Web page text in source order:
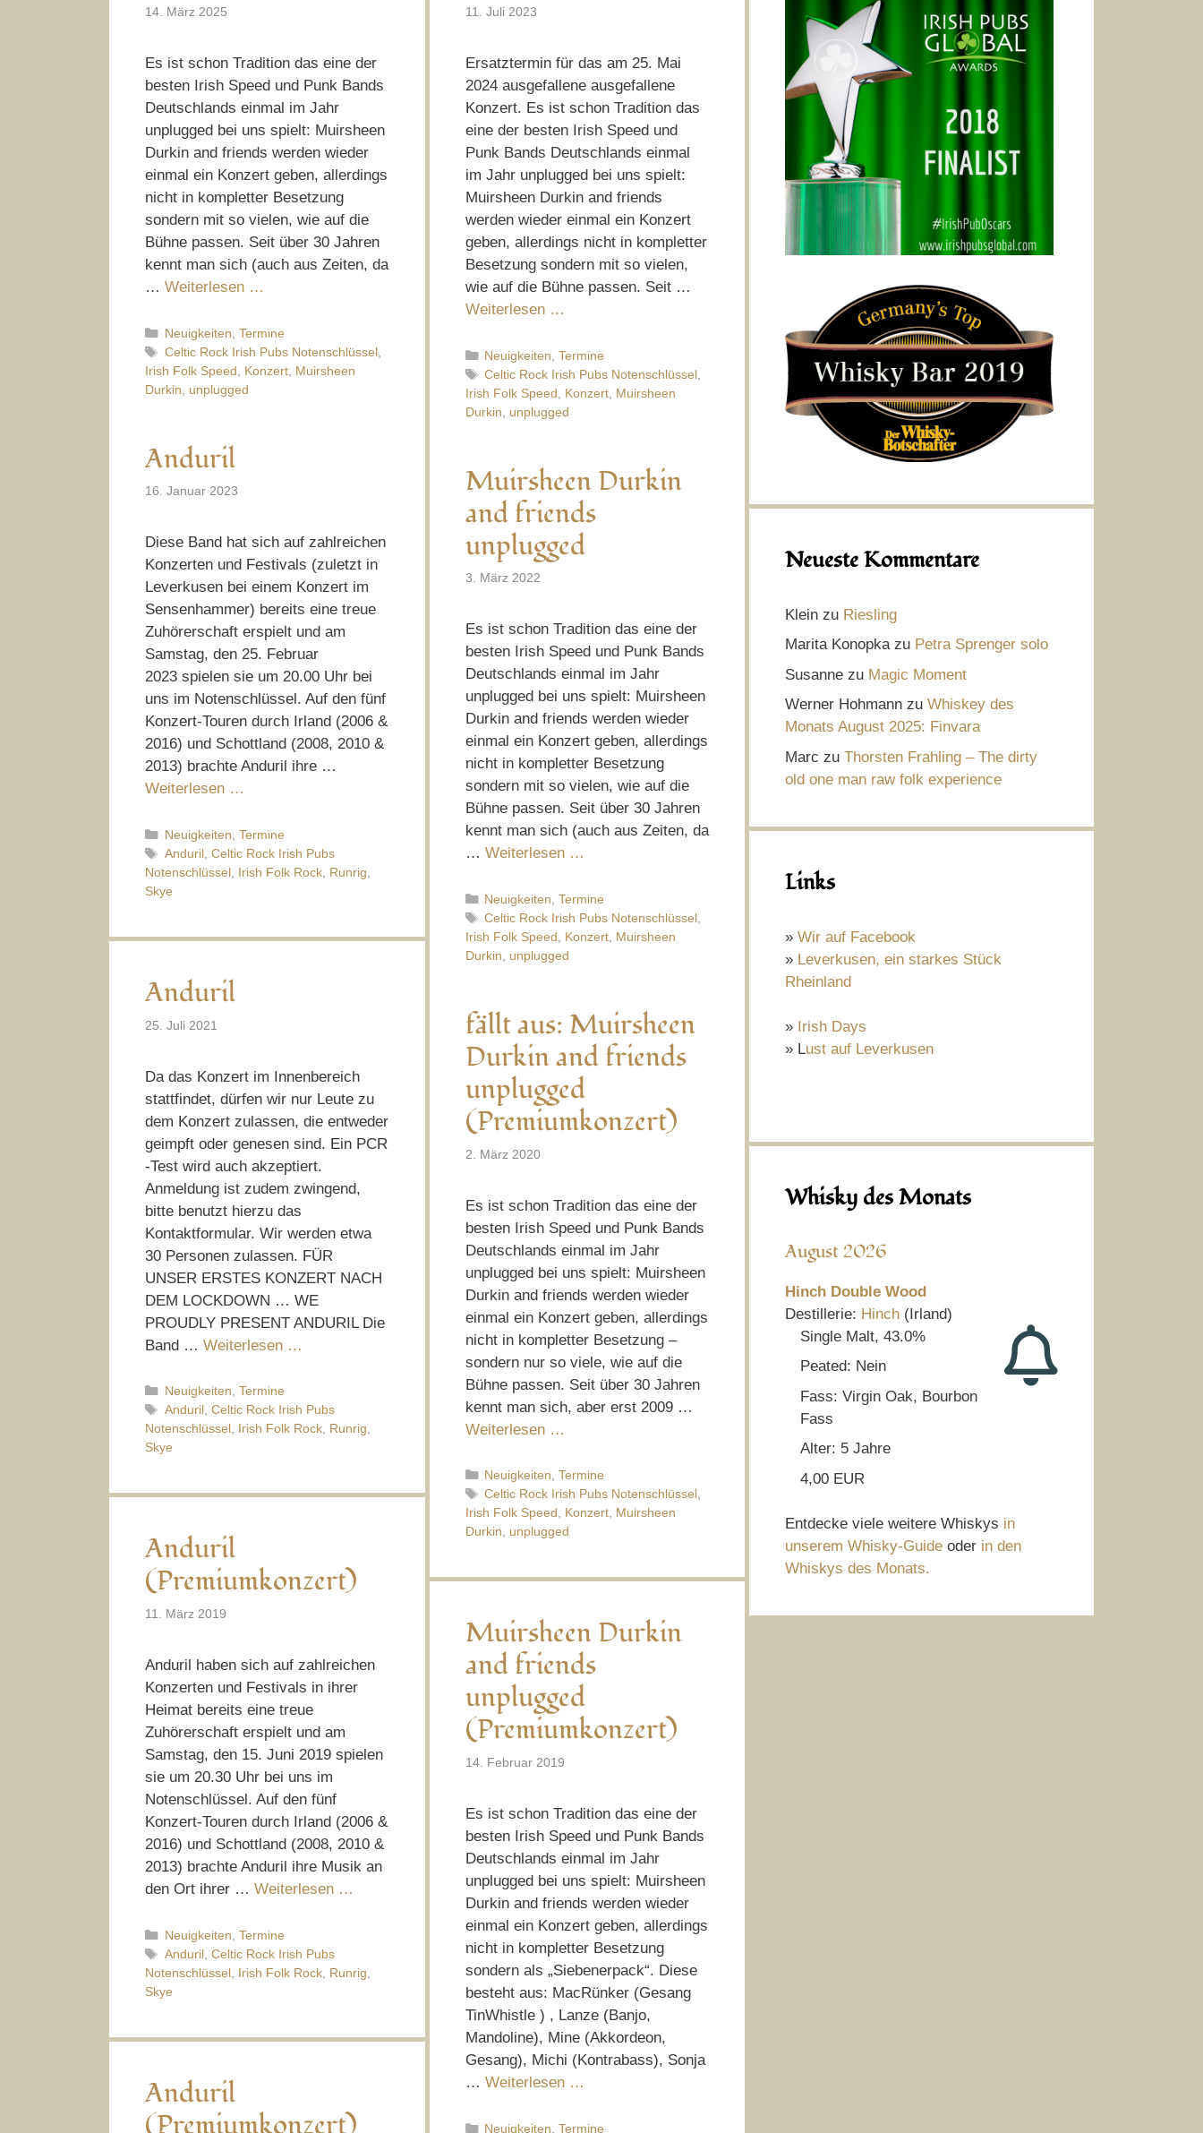
14. März 2025
Es ist schon Tradition das eine der
besten Irish Speed und Punk Bands
Deutschlands einmal im Jahr
unplugged bei uns spielt: Muirsheen
Durkin and friends werden wieder
einmal ein Konzert geben, allerdings
nicht in kompletter Besetzung
sondern mit so vielen, wie auf die
Bühne passen. Seit über 30 Jahren
kennt man sich (auch aus Zeiten, da
… Weiterlesen …
Kategorien
Neuigkeiten, Termine
Schlagwörter
Celtic Rock Irish Pubs Notenschlüssel,
Irish Folk Speed, Konzert, Muirsheen
Durkin, unplugged
11. Juli 2023
Ersatztermin für das am 25. Mai
2024 ausgefallene ausgefallene
Konzert. Es ist schon Tradition das
eine der besten Irish Speed und
Punk Bands Deutschlands einmal
im Jahr unplugged bei uns spielt:
Muirsheen Durkin and friends
werden wieder einmal ein Konzert
geben, allerdings nicht in kompletter
Besetzung sondern mit so vielen,
wie auf die Bühne passen. Seit …
Weiterlesen …
Kategorien
Neuigkeiten,Termine
Schlagwörter
Celtic Rock Irish Pubs Notenschlüssel,
Irish Folk Speed, Konzert, Muirsheen
Durkin, unplugged
Anduril
16. Januar 2023
Diese Band hat sich auf zahlreichen
Konzerten und Festivals (zuletzt in
Leverkusen bei einem Konzert im
Sensenhammer) bereits eine treue
Zuhörerschaft erspielt und am
Samstag, den 25. Februar
2023 spielen sie um 20.00 Uhr bei
uns im Notenschlüssel. Auf den fünf
Konzert-Touren durch Irland (2006 &
2016) und Schottland (2008, 2010 &
2013) brachte Anduril ihre …
Weiterlesen …
Kategorien
Neuigkeiten, Termine
Schlagwörter
Anduril, Celtic Rock Irish Pubs
Notenschlüssel, Irish Folk Rock, Runrig,
Skye
Muirsheen Durkin
and friends
unplugged
3. März 2022
Es ist schon Tradition das eine der
besten Irish Speed und Punk Bands
Deutschlands einmal im Jahr
unplugged bei uns spielt: Muirsheen
Durkin and friends werden wieder
einmal ein Konzert geben, allerdings
nicht in kompletter Besetzung
sondern mit so vielen, wie auf die
Bühne passen. Seit über 30 Jahren
kennt man sich (auch aus Zeiten, da
… Weiterlesen …
Kategorien
Neuigkeiten,Termine
Schlagwörter
Celtic Rock Irish Pubs Notenschlüssel,
Irish Folk Speed, Konzert, Muirsheen
Durkin, unplugged
Anduril
25. Juli 2021
Da das Konzert im Innenbereich
stattfindet, dürfen wir nur Leute zu
dem Konzert zulassen, die entweder
geimpft oder genesen sind. Ein PCR
-Test wird auch akzeptiert.
Anmeldung ist zudem zwingend,
bitte benutzt hierzu das
Kontaktformular. Wir werden etwa
30 Personen zulassen. FÜR
UNSER ERSTES KONZERT NACH
DEM LOCKDOWN … WE
PROUDLY PRESENT ANDURIL Die
Band … Weiterlesen …
Kategorien
Neuigkeiten, Termine
Schlagwörter
Anduril, Celtic Rock Irish Pubs
Notenschlüssel, Irish Folk Rock, Runrig,
Skye
fällt aus: Muirsheen
Durkin and friends
unplugged
(Premiumkonzert)
2. März 2020
Es ist schon Tradition das eine der
besten Irish Speed und Punk Bands
Deutschlands einmal im Jahr
unplugged bei uns spielt: Muirsheen
Durkin and friends werden wieder
einmal ein Konzert geben, allerdings
nicht in kompletter Besetzung –
sondern nur so viele, wie auf die
Bühne passen. Seit über 30 Jahren
kennt man sich, aber erst 2009 …
Weiterlesen …
Kategorien
Neuigkeiten,Termine
Schlagwörter
Celtic Rock Irish Pubs Notenschlüssel,
Irish Folk Speed, Konzert, Muirsheen
Durkin, unplugged
Anduril
(Premiumkonzert)
11. März 2019
Anduril haben sich auf zahlreichen
Konzerten und Festivals in ihrer
Heimat bereits eine treue
Zuhörerschaft erspielt und am
Samstag, den 15. Juni 2019 spielen
sie um 20.30 Uhr bei uns im
Notenschlüssel. Auf den fünf
Konzert-Touren durch Irland (2006 &
2016) und Schottland (2008, 2010 &
2013) brachte Anduril ihre Musik an
den Ort ihrer … Weiterlesen …
Kategorien
Neuigkeiten Termine
Schlagwörter
Anduril, Celtic Rock Irish Pubs
Notenschlüssel Irish Folk Rock Runrig
Skye
Muirsheen Durkin
and friends
unplugged
(Premiumkonzert)
14. Februar 2019
Es ist schon Tradition das eine der
besten Irish Speed und Punk Bands
Deutschlands einmal im Jahr
unplugged bei uns spielt: Muirsheen
Durkin and friends werden wieder
einmal ein Konzert geben, allerdings
nicht in kompletter Besetzung
sondern als „Siebenerpack“. Diese
besteht aus: MacRünker (Gesang
TinWhistle ) , Lanze (Banjo,
Mandoline), Mine (Akkordeon,
Gesang), Michi (Kontrabass), Sonja
… Weiterlesen …
Kategorien
Neuigkeiten ,Termine
Anduril
(Premiumkonzert)
Neueste Kommentare
Klein zu Riesling
Marita Konopkazu Petra Sprenger solo
Susanne zu Magic Moment
Werner Hohmann zu Whiskey des
Monats August 2025: Finvara
Marc zu Thorsten Frahling – The dirty
old one man raw folk experience
Links
» Wir auf Facebook
» Leverkusen, ein starkes Stück
Rheinland
» Irish Days
» Lust auf Leverkusen
Whisky des Monats
August 2026
Hinch Double Wood
Destillerie: Hinch (Irland)
Single Malt, 43.0%
Peated: Nein
Fass: Virgin Oak, Bourbon
Fass
Alter: 5 Jahre
4,00 EUR
Entdecke viele weitere Whiskys in
unserem Whisky-Guide oder in den
Whiskys des Monats.